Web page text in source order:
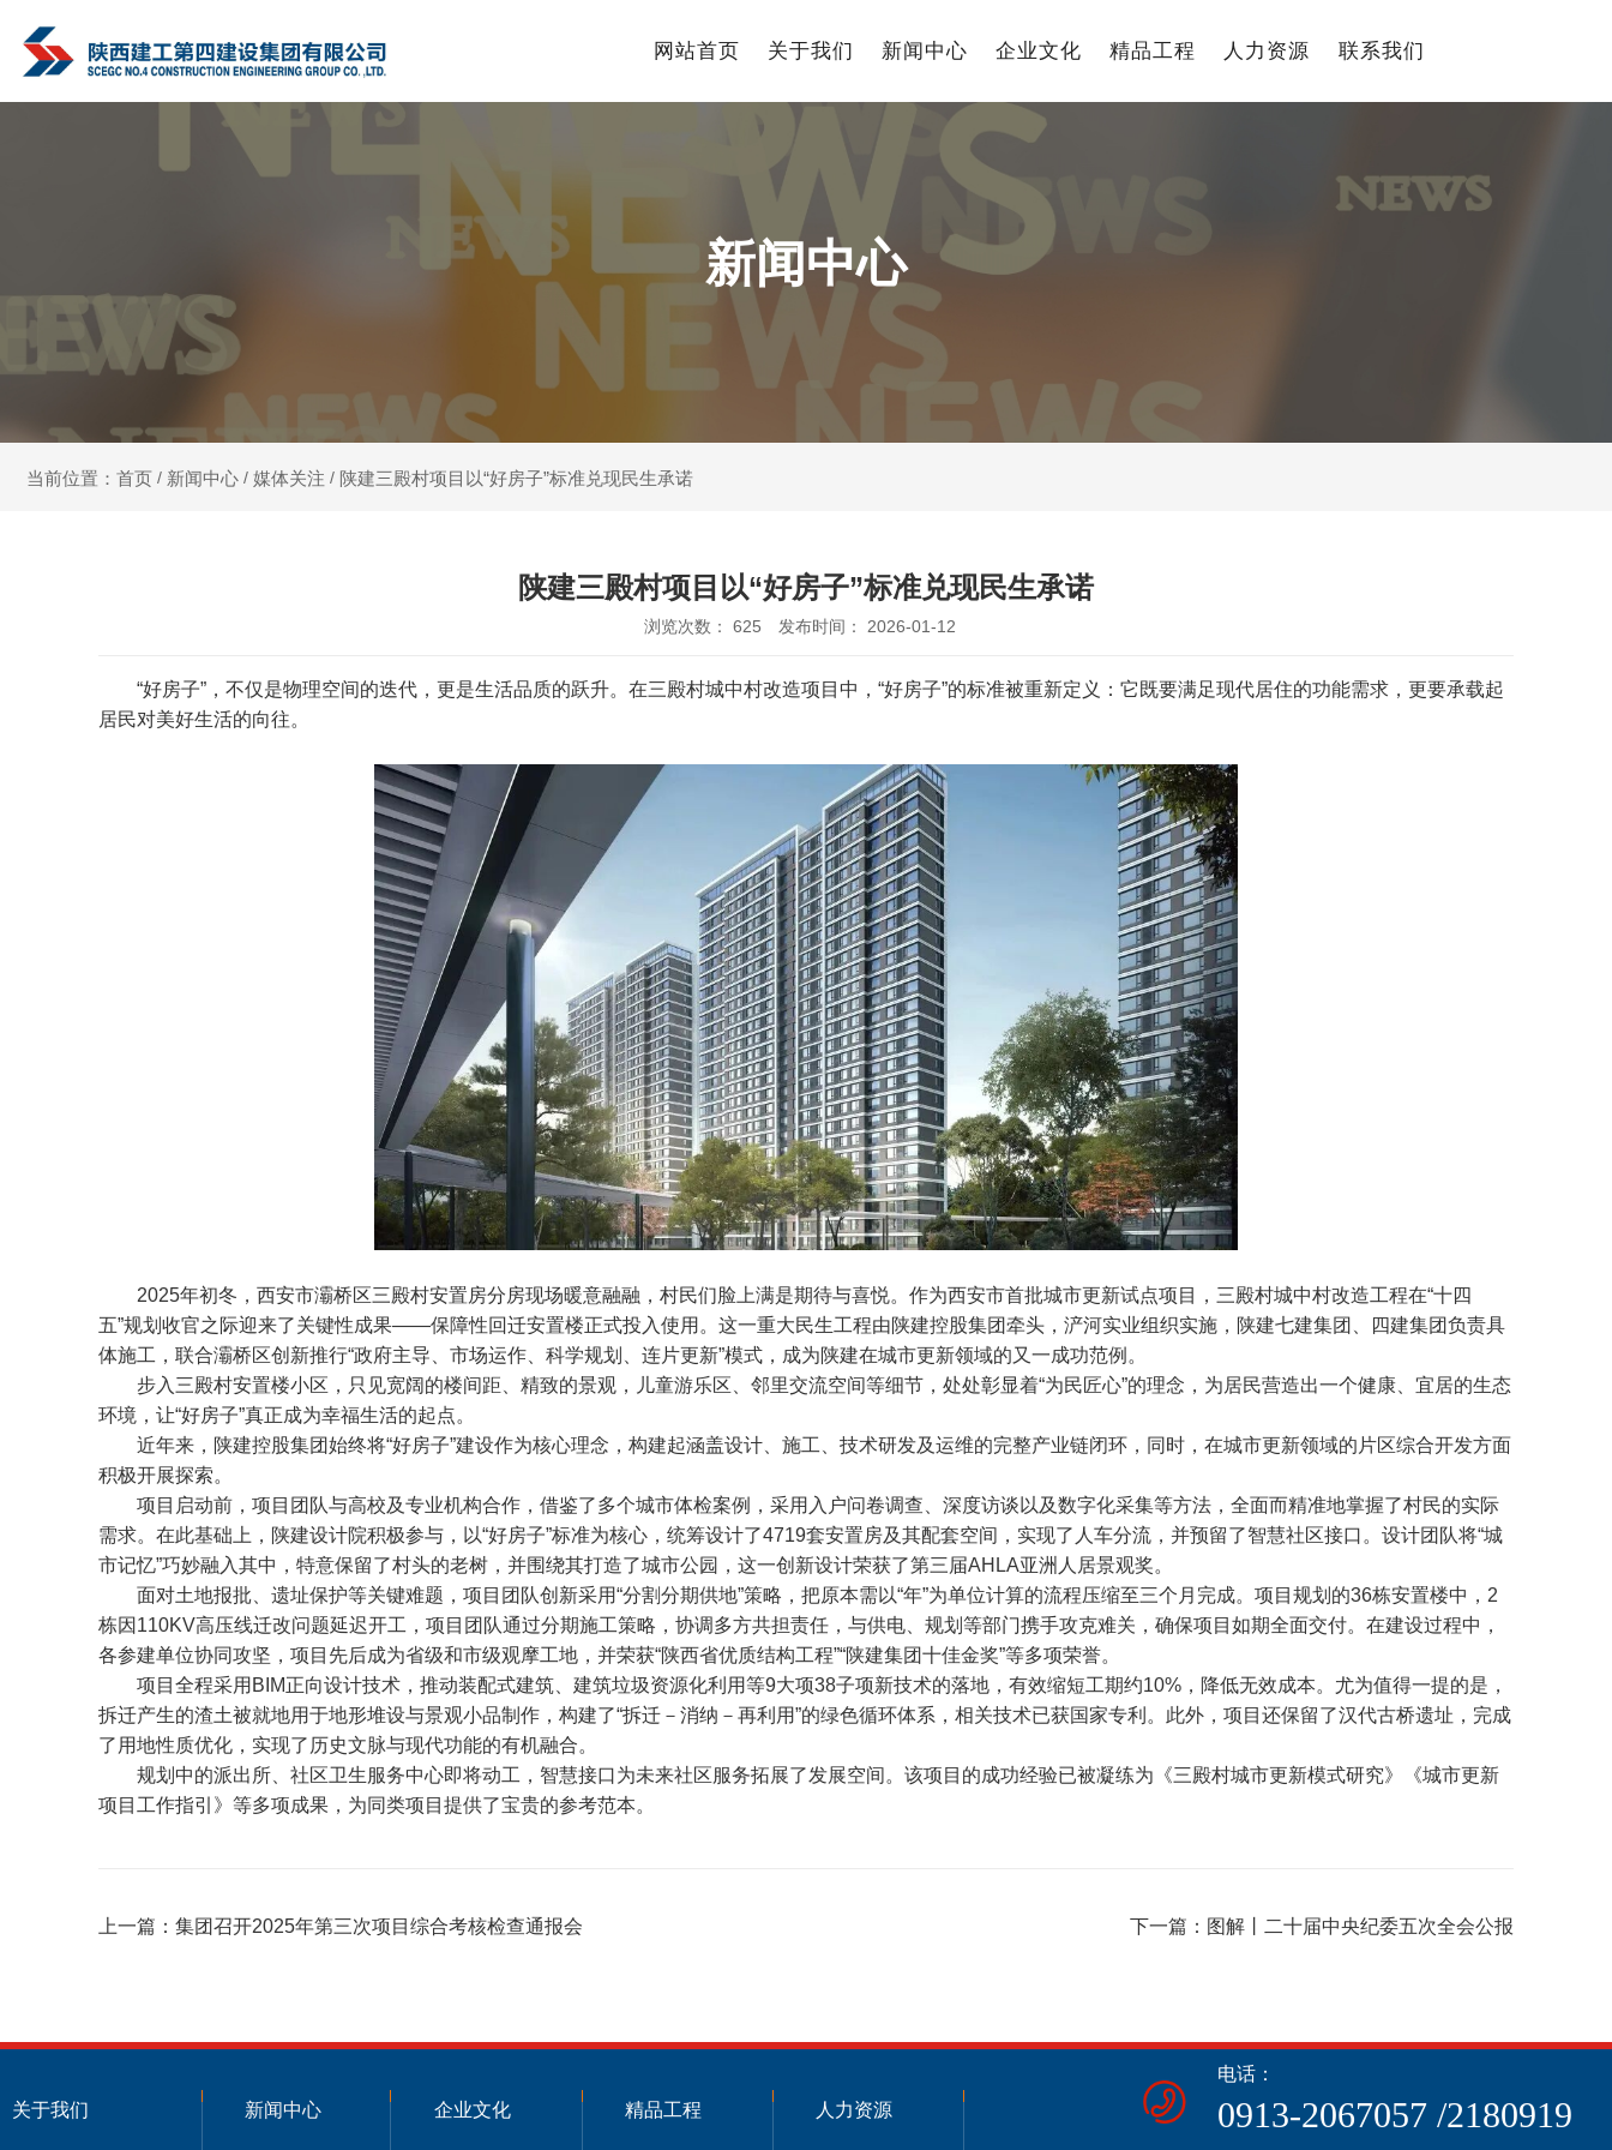
网站首页 关于我们 新闻中心 企业文化 精品工程 人力资源 联系我们
新闻中心
当前位置：首页 / 新闻中心 / 媒体关注 / 陕建三殿村项目以“好房子”标准兑现民生承诺
陕建三殿村项目以“好房子”标准兑现民生承诺
浏览次数： 625 发布时间： 2026-01-12
“好房子”，不仅是物理空间的迭代，更是生活品质的跃升。在三殿村城中村改造项目中，“好房子”的标准被重新定义：它既要满足现代居住的功能需求，更要承载起
居民对美好生活的向往。
2025年初冬，西安市灞桥区三殿村安置房分房现场暖意融融，村民们脸上满是期待与喜悦。作为西安市首批城市更新试点项目，三殿村城中村改造工程在“十四
五”规划收官之际迎来了关键性成果——保障性回迁安置楼正式投入使用。这一重大民生工程由陕建控股集团牵头，浐河实业组织实施，陕建七建集团、四建集团负责具
体施工，联合灞桥区创新推行“政府主导、市场运作、科学规划、连片更新”模式，成为陕建在城市更新领域的又一成功范例。
步入三殿村安置楼小区，只见宽阔的楼间距、精致的景观，儿童游乐区、邻里交流空间等细节，处处彰显着“为民匠心”的理念，为居民营造出一个健康、宜居的生态
环境，让“好房子”真正成为幸福生活的起点。
近年来，陕建控股集团始终将“好房子”建设作为核心理念，构建起涵盖设计、施工、技术研发及运维的完整产业链闭环，同时，在城市更新领域的片区综合开发方面
积极开展探索。
项目启动前，项目团队与高校及专业机构合作，借鉴了多个城市体检案例，采用入户问卷调查、深度访谈以及数字化采集等方法，全面而精准地掌握了村民的实际
需求。在此基础上，陕建设计院积极参与，以“好房子”标准为核心，统筹设计了4719套安置房及其配套空间，实现了人车分流，并预留了智慧社区接口。设计团队将“城
市记忆”巧妙融入其中，特意保留了村头的老树，并围绕其打造了城市公园，这一创新设计荣获了第三届AHLA亚洲人居景观奖。
面对土地报批、遗址保护等关键难题，项目团队创新采用“分割分期供地”策略，把原本需以“年”为单位计算的流程压缩至三个月完成。项目规划的36栋安置楼中，2
栋因110KV高压线迁改问题延迟开工，项目团队通过分期施工策略，协调多方共担责任，与供电、规划等部门携手攻克难关，确保项目如期全面交付。在建设过程中，
各参建单位协同攻坚，项目先后成为省级和市级观摩工地，并荣获“陕西省优质结构工程”“陕建集团十佳金奖”等多项荣誉。
项目全程采用BIM正向设计技术，推动装配式建筑、建筑垃圾资源化利用等9大项38子项新技术的落地，有效缩短工期约10%，降低无效成本。尤为值得一提的是，
拆迁产生的渣土被就地用于地形堆设与景观小品制作，构建了“拆迁－消纳－再利用”的绿色循环体系，相关技术已获国家专利。此外，项目还保留了汉代古桥遗址，完成
了用地性质优化，实现了历史文脉与现代功能的有机融合。
规划中的派出所、社区卫生服务中心即将动工，智慧接口为未来社区服务拓展了发展空间。该项目的成功经验已被凝练为《三殿村城市更新模式研究》《城市更新
项目工作指引》等多项成果，为同类项目提供了宝贵的参考范本。
上一篇： 集团召开2025年第三次项目综合考核检查通报会 下一篇： 图解丨二十届中央纪委五次全会公报
关于我们 新闻中心 企业文化 精品工程 人力资源
电话：
0913-2067057 /2180919